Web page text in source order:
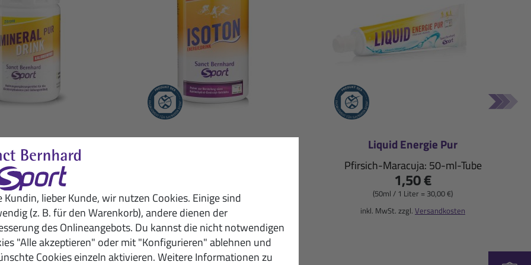
Kundin, lieber Kunde, wir nutzen Cookies. Einige sind
(z. B. für den Warenkorb), andere dienen der
des Onlineangebots. Du kannst die nicht notwendigen
"Alle akzeptieren" oder mit "Konfigurieren" ablehnen und
Cookies einzeln aktivieren. Weitere Informationen zu
100-g-Packung
9,50 €
(100g / 1 kg = 95,00 €)
zzgl. Versandkosten
(900g / 1 kg = 18,33 €)
inkl. MwSt. zzgl.
Liquid Energie Pur
Pfirsich-Maracuja: 50-ml-Tube
1,50 €
(50ml / 1 Liter = 30,00 €)
inkl. MwSt. zzgl. Versandkosten